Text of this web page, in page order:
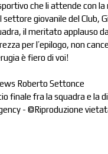
che li attende con
giovanile del Club,
il meritato applauso
per l’epilogo, non
è fiero di voi!
Roberto Settonce
finale fra la squadra e la
- ©Riproduzione